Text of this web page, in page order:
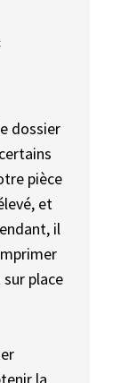
dossier
pièce
et
il
place